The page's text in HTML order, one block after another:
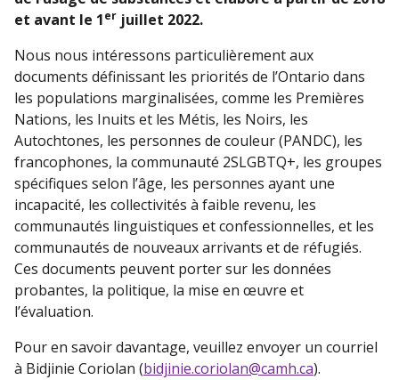
et avant le 1er juillet 2022.
Nous nous intéressons particulièrement aux
documents définissant les priorités de l’Ontario dans
les populations marginalisées, comme les Premières
Nations, les Inuits et les Métis, les Noirs, les
Autochtones, les personnes de couleur (PANDC), les
francophones, la communauté 2SLGBTQ+, les groupes
spécifiques selon l’âge, les personnes ayant une
incapacité, les collectivités à faible revenu, les
communautés linguistiques et confessionnelles, et les
communautés de nouveaux arrivants et de réfugiés.
Ces documents peuvent porter sur les données
probantes, la politique, la mise en œuvre et
l’évaluation.
Pour en savoir davantage, veuillez envoyer un courriel
à Bidjinie Coriolan (bidjinie.coriolan@camh.ca).